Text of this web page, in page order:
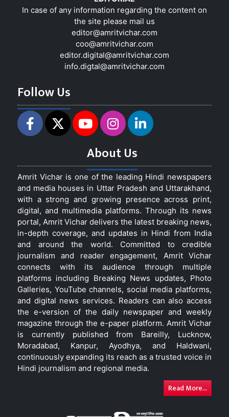
In case of any information regarding the content on
the site please mail us
editor@amritvichar.com
coo@amritvichar.com
editor.digital@amritvichar.com
info.digtal@amritvichar.com
Follow Us
About Us
Amrit Vichar is one of the leading Hindi newspapers
and media houses in Uttar Pradesh and Uttarakhand,
with a strong and growing presence across print,
digital, and multimedia platforms. Through its news
portal, Amrit Vichar delivers the latest breaking news,
in-depth coverage, and updates in Hindi from India
and around the world. Committed to credible
journalism and reader engagement, Amrit Vichar
connects with its audience through multiple
platforms including Breaking News updates, Photo
Galleries, YouTube channels, social media platforms,
and digital news services. Readers can also access
the e-version of the daily newspaper and weekly
magazine through the e-paper platform. Amrit Vichar
is currently published from Bareilly, Lucknow,
Moradabad, Kanpur, Ayodhya, and Haldwani,
continuously expanding its reach as a trusted voice in
Hindi journalism and regional media.
Read More...